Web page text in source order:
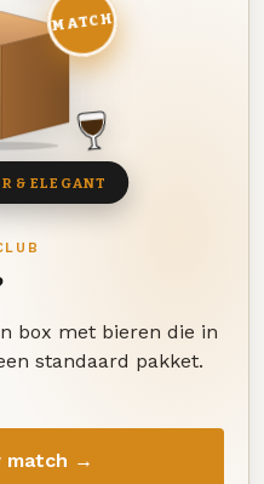
box met bieren die in
standaard pakket.
match →
MATCH
& ELEGANT